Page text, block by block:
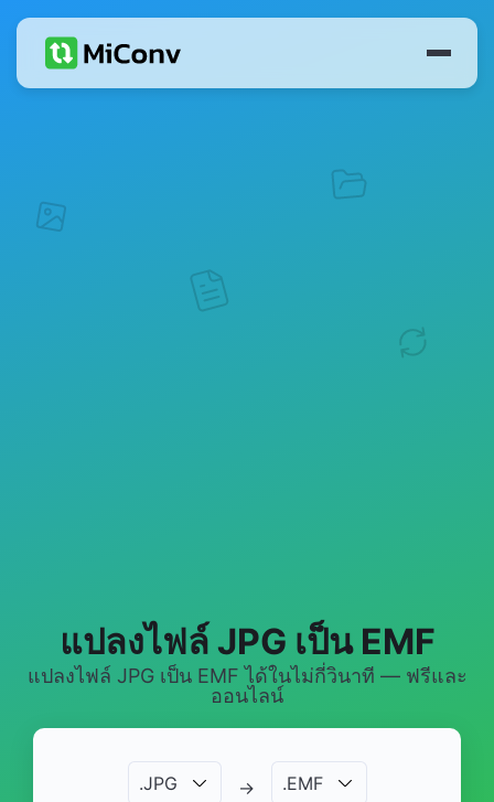
แปลงไฟล์ JPG เป็น EMF
แปลงไฟล์ JPG เป็น EMF ได้ในไม่กี่วินาที — ฟรีและ
ออนไลน์
.JPG → .EMF